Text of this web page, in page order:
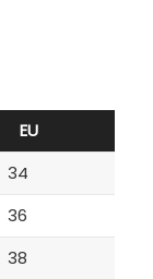
EU
34
36
38